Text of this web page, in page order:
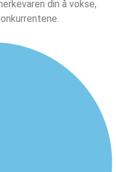
din å vokse,